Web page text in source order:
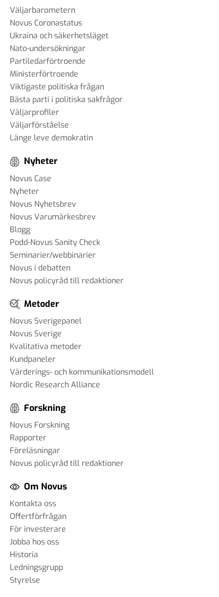
Väljarbarometern
Novus Coronastatus
Ukraina och säkerhetsläget
Nato-undersökningar
Partiledarförtroende
Ministerförtroende
Viktigaste politiska frågan
Bästa parti i politiska sakfrågor
Väljarprofiler
Väljarförståelse
Länge leve demokratin
Nyheter
Novus Case
Nyheter
Novus Nyhetsbrev
Novus Varumärkesbrev
Blogg
Podd-Novus Sanity Check
Seminarier/webbinarier
Novus i debatten
Novus policyråd till redaktioner
Metoder
Novus Sverigepanel
Novus Sverige
Kvalitativa metoder
Kundpaneler
Värderings- och kommunikationsmodell
Nordic Research Alliance
Forskning
Novus Forskning
Rapporter
Föreläsningar
Novus policyråd till redaktioner
Om Novus
Kontakta oss
Offertförfrågan
För investerare
Jobba hos oss
Historia
Ledningsgrupp
Styrelse